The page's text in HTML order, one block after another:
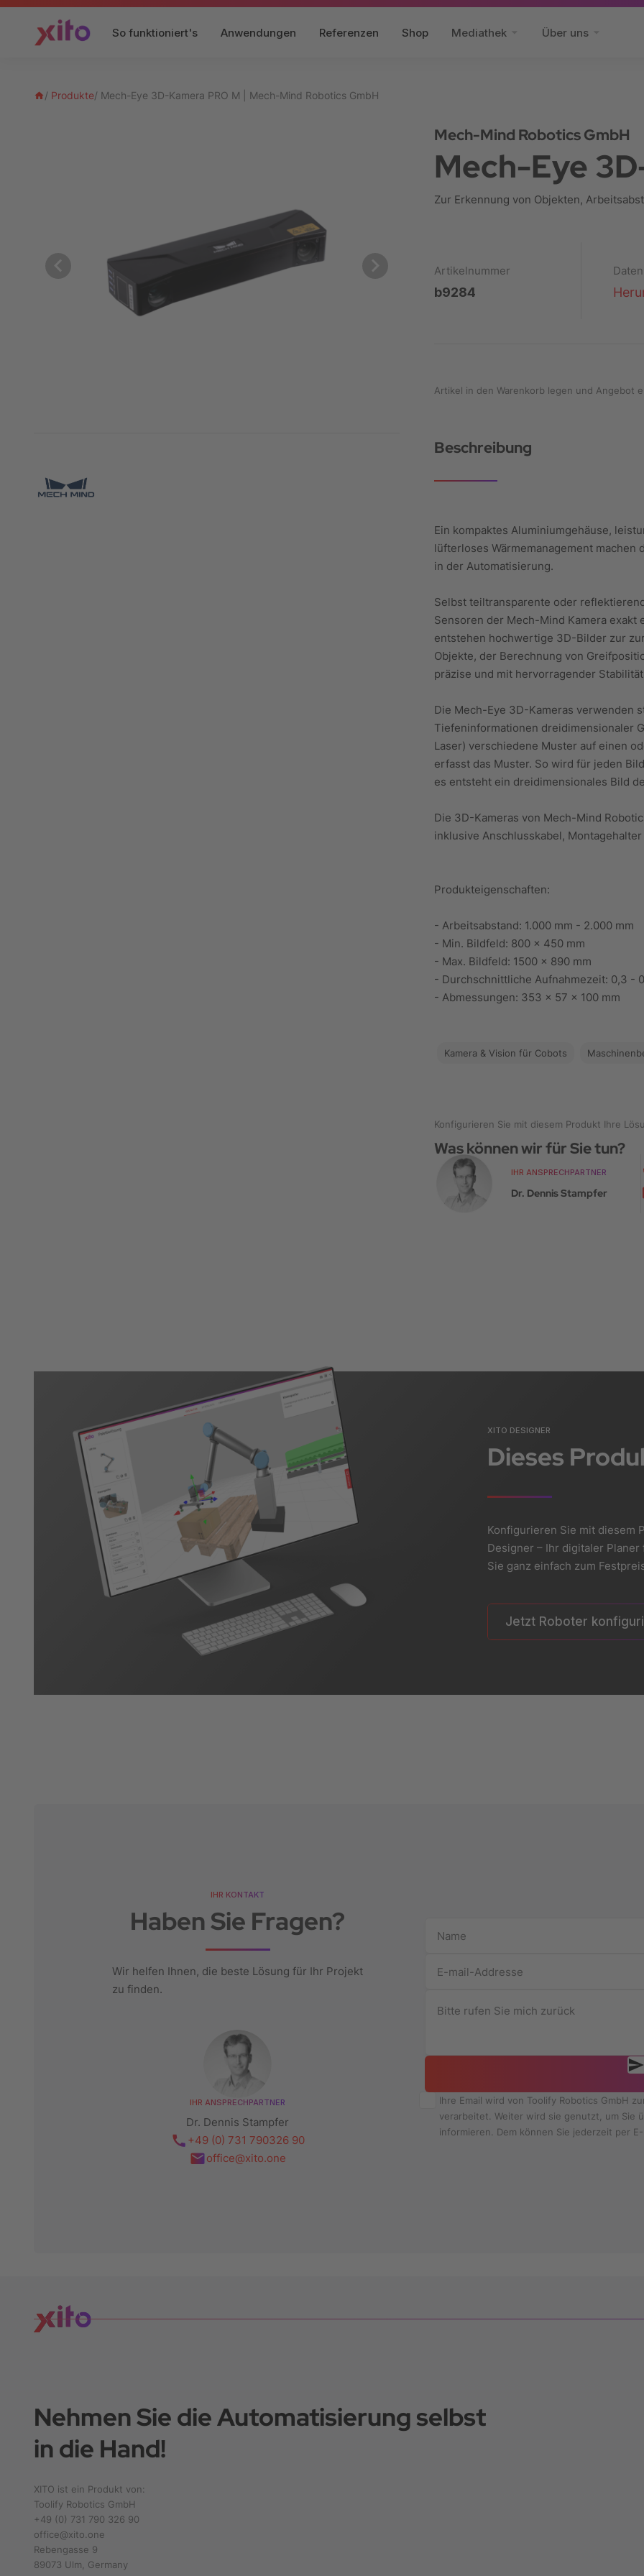
So funktioniert's Anwendungen Referenzen Shop Mediathek Über uns
/ Produkte/ Mech-Eye 3D-Kamera PRO M | Mech-Mind Robotics GmbH
Mech-Mind Robotics GmbH
Mech-Eye
Zur Erkennung von Objekten,
Artikelnummer
b9284
Artikel in den Warenkorb legen und Angebot
Beschreibung
Ein kompaktes Aluminiumgehäuse,
lüfterloses Wärmemanagement
in der Automatisierung.
Selbst teiltransparente oder
Sensoren der Mech-Mind Kamera
entstehen hochwertige 3D-Bilder zur
Objekte, der Berechnung von
präzise und mit hervorragender
Die Mech-Eye 3D-Kameras verwenden
Tiefeninformationen dreidimensionaler
Laser) verschiedene Muster auf einen
erfasst das Muster. So wird für jeden
es entsteht ein dreidimensionales Bild
Die 3D-Kameras von Mech-Mind
inklusive Anschlusskabel,
Produkteigenschaften:
- Arbeitsabstand: 1.000 mm - 2.000 mm
- Min. Bildfeld: 800 × 450 mm
- Max. Bildfeld: 1500 × 890 mm
- Durchschnittliche Aufnahmezeit: 0,3 -
Kamera & Vision für Cobots
Konfigurieren Sie mit diesem Produkt Ihre
Was können wir für Sie tun?
IHR ANSPRECHPARTNER
Dr. Dennis Stampfer
XITO DESIGNER
Dieses
Konfigurieren Sie mit diesem
Designer – Ihr digitaler
Sie ganz einfach zum
Jetzt Roboter
IHR KONTAKT
Haben Sie Fragen?
Wir helfen Ihnen, die beste Lösung für Ihr Projekt
zu finden.
IHR ANSPRECHPARTNER
Dr. Dennis Stampfer
+49 (0) 731 790326 90
office@xito.one
Ihre Email wird von Toolify Robotics GmbH
verarbeitet. Weiter wird sie genutzt, um Sie
informieren. Dem können Sie jederzeit per
Nehmen Sie die Automatisierung selbst
in die Hand!
XITO ist ein Produkt von:
Toolify Robotics GmbH
+49 (0) 731 790 326 90
office@xito.one
Rebengasse 9
89073 Ulm, Germany